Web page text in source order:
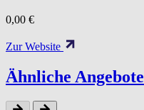
0,00 €
Zur Website
Ähnliche Angebote